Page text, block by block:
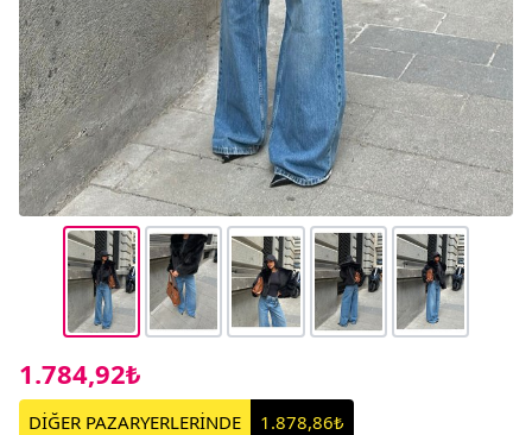
1.784,92₺
DİĞER PAZARYERLERİNDE 1.878,86₺